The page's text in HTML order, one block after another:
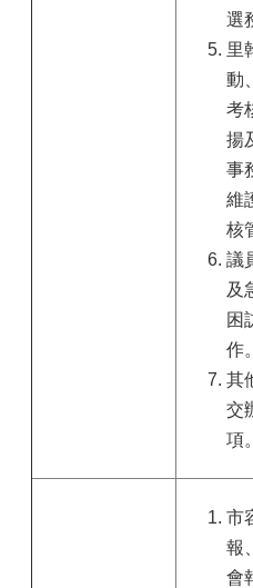
選
里
動
考
揚
事
維
核
議
及
困
作。
其
交
項。
市
報
會